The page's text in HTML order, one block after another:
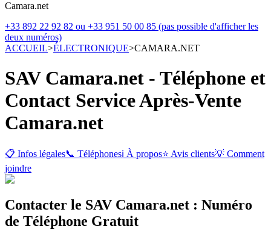
Camara.net
+33 892 22 92 82 ou +33 951 50 00 85 (pas possible d'afficher les
deux numéros)
ACCUEIL>ÉLECTRONIQUE>CAMARA.NET
SAV Camara.net - Téléphone et
Contact Service Après-Vente
Camara.net
📋 Infos légales📞 Téléphonesℹ️ À propos⭐ Avis clients💡 Comment
joindre
Contacter le SAV Camara.net : Numéro
de Téléphone Gratuit